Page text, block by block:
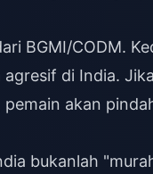
BGMI/CODM.
di India.
akan
bukanlah